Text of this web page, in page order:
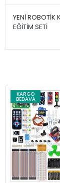
YENİ ROBOTİK
EĞİTİM SETİ
KARGO
BEDAVA